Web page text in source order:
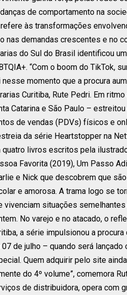
de comportamento na
às transformações
nas demandas crescentes e no
do Sul do Brasil identificou
“Com o boom do
nesse momento que a procura
Curitiba, Rute Pedri. Em
Catarina e São Paulo –
de vendas (PDVs) físicos e
da série Heartstopper na
quatro livros escritos pela
Favorita (2019), Um Passo
e Nick que descobrem que
e amorosa. A trama logo se
vivenciam situações
No varejo e no atacado, o
a série impulsionou a
07 de julho – quando será
Quem adquirir pelo site
do 4º volume”, comemora
de distribuidora, opera com